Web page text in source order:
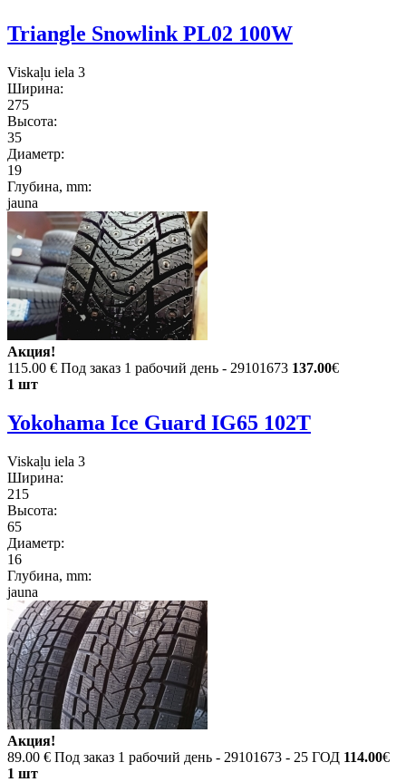
Triangle Snowlink PL02 100W
Viskaļu iela 3
Ширина:
275
Высота:
35
Диаметр:
19
Глубина, mm:
jauna
Акция!
115.00 € Под заказ 1 рабочий день - 29101673 137.00€
1 шт
Yokohama Ice Guard IG65 102T
Viskaļu iela 3
Ширина:
215
Высота:
65
Диаметр:
16
Глубина, mm:
jauna
Акция!
89.00 € Под заказ 1 рабочий день - 29101673 - 25 ГОД 114.00€
1 шт